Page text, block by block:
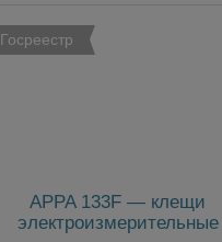
Госреестр
APPA 133F — клещи
электроизмерительные